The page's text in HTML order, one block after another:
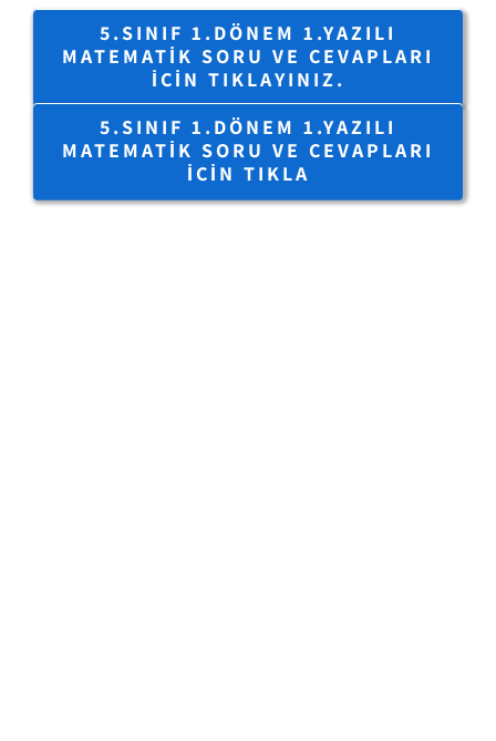
5.SINIF 1.DÖNEM 1.YAZILI
MATEMATIK SORU VE CEVAPLARI
IÇIN TIKLAYINIZ.
5.SINIF 1.DÖNEM 1.YAZILI
MATEMATIK SORU VE CEVAPLARI
IÇIN TIKLA